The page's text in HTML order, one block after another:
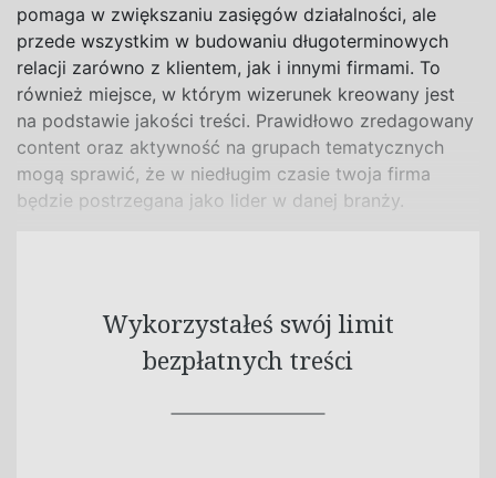
pomaga w zwiększaniu zasięgów działalności, ale
przede wszystkim w budowaniu długoterminowych
relacji zarówno z klientem, jak i innymi firmami. To
również miejsce, w którym wizerunek kreowany jest
na podstawie jakości treści. Prawidłowo zredagowany
content oraz aktywność na grupach tematycznych
mogą sprawić, że w niedługim czasie twoja firma
będzie postrzegana jako lider w danej branży.
Wykorzystałeś swój limit
bezpłatnych treści